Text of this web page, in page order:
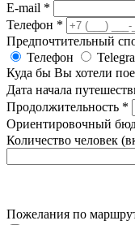
E-mail *
Телефон *
Предпочтительный
Телефон
Куда бы Вы хотели
Дата начала
Продолжительность *
Ориентировочный
Количество человек
Пожелания по